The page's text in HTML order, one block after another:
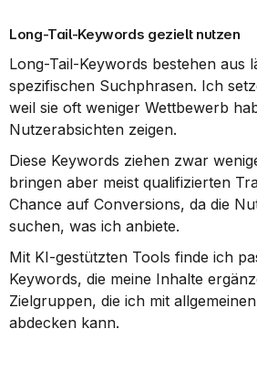
Long-Tail-Keywords gezielt nutzen
Long-Tail-Keywords bestehen aus
spezifischen Suchphrasen. Ich
weil sie oft weniger Wettbewerb
Nutzerabsichten zeigen.
Diese Keywords ziehen zwar
bringen aber meist qualifizierten
Chance auf Conversions, da die
suchen, was ich anbiete.
Mit KI-gestützten Tools finde ich
Keywords, die meine Inhalte
Zielgruppen, die ich mit
abdecken kann.